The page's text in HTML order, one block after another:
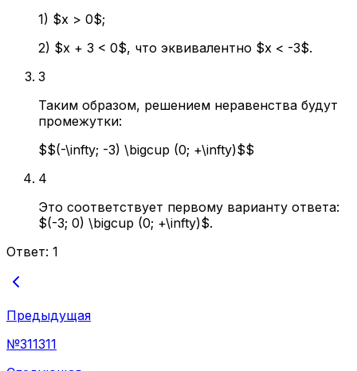
1) $x > 0$;
2) $x + 3 < 0$, что эквивалентно $x < -3$.
3
Таким образом, решением неравенства будут
промежутки:
$$(-\infty; -3) \bigcup (0; +\infty)$$
4
Это соответствует первому варианту ответа:
$(-3; 0) \bigcup (0; +\infty)$.
Ответ: 1
Предыдущая
№311311